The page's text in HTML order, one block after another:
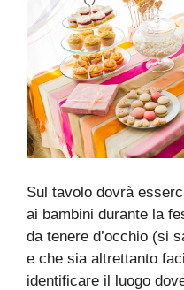
Sul tavolo dovrà
ai bambini durante la
da tenere d’occhio (si
e che sia altrettanto
identificare il luogo